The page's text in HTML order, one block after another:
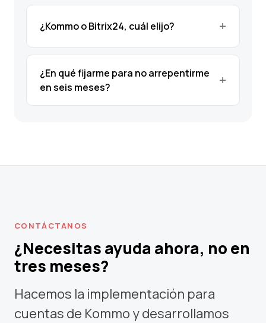
¿Kommo o Bitrix24, cuál elijo?
¿En qué fijarme para no arrepentirme
en seis meses?
CONTÁCTANOS
¿Necesitas ayuda ahora, no en
tres meses?
Hacemos la implementación para
cuentas de Kommo y desarrollamos